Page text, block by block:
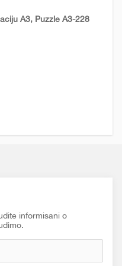
A3, Puzzle A3-228
informisani o